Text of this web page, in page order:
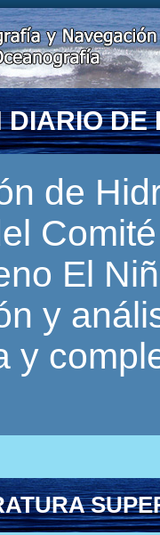
DIARIO DE
de
El
y
y